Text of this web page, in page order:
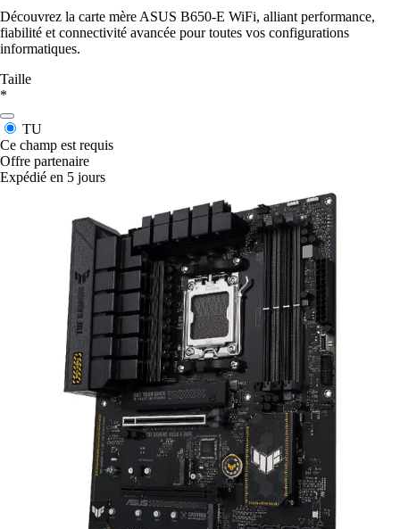
Découvrez la carte mère ASUS B650-E WiFi, alliant performance,
fiabilité et connectivité avancée pour toutes vos configurations
informatiques.
Taille
*
TU
Ce champ est requis
Offre partenaire
Expédié en 5 jours